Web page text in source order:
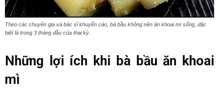
Theo các chuyên gia và bác sĩ khuyến cáo, bà bầu không nên ăn khoai mì sống, đặc
biệt là trong 3 tháng đầu của thai kỳ.
Những lợi ích khi bà bầu ăn khoai
mì